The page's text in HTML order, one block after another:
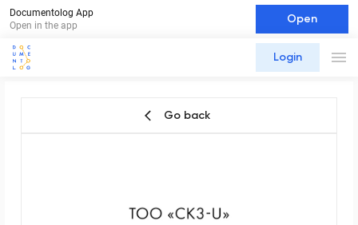
Documentolog App
Open in the app
Open
Login
Go back